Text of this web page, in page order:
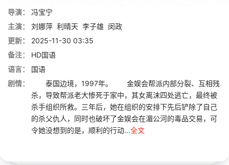
导演：
冯宝宁
主演：
刘娜萍 利晴天 李子雄 闵政
更新：
2025-11-30 03:35
备注：
HD国语
语言：
国语
剧情：
泰国边境，1997年。 金娱会帮派内部分裂、互相残
杀，导致帮派老大惨死于家中，其女离沫四处逃亡，最终被
杀手组织所救。三年后，她在组织的安排下先后铲除了自己
的杀父仇人，同时也破坏了金娱会在湄公河的毒品交易，可
令她没想到的是，顺利的行动...全文